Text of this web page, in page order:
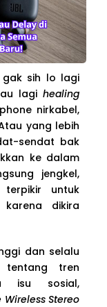
gak sih lo lagi
lagi healing
nirkabel,
yang lebih
sendat bak
ke dalam
jengkel,
untuk
karena dikira
dan selalu
tren
isu sosial,
Wireless Stereo